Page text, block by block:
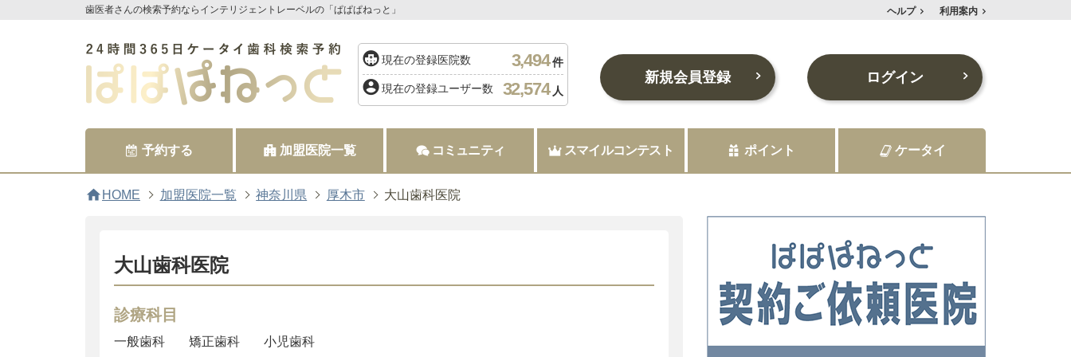
歯医者さんの検索予約ならインテリジェントレーベルの「ぱぱぱねっと」 ヘルプ 利用案内
現在の登録医院数 3,494件
現在の登録ユーザー数 32,574 人
新規会員登録 ログイン
予約する 加盟医院一覧 コミュニティ スマイルコンテスト ポイント ケータイ
home HOME 加盟医院一覧 神奈川県 厚木市 大山歯科医院
大山歯科医院
診療科目
一般歯科 矯正歯科 小児歯科